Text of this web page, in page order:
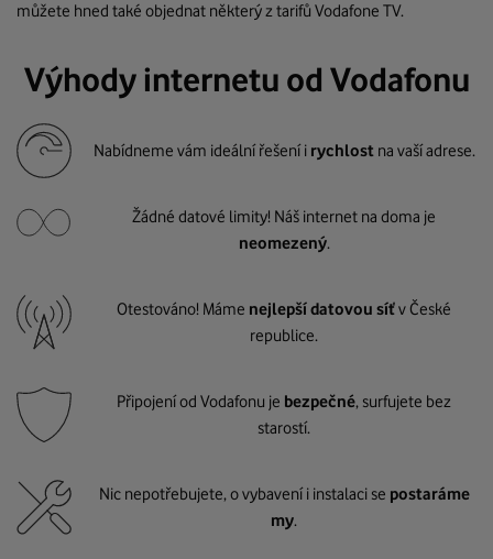
můžete hned také objednat některý z tarifů Vodafone TV.
Výhody internetu od Vodafonu
Nabídneme vám ideální řešení i rychlost na vaší adrese.
Žádné datové limity! Náš internet na doma je
neomezený.
Otestováno! Máme nejlepší datovou síťv České
republice.
Připojení od Vodafonu je bezpečné, surfujete bez
starostí.
Nic nepotřebujete, o vybavení i instalaci se postaráme
my.